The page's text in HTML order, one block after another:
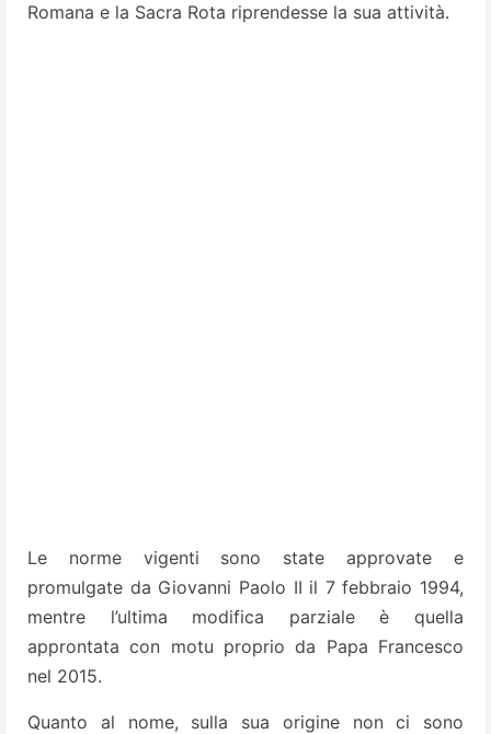
Romana e la Sacra Rota riprendesse la sua attività.
Le norme vigenti sono state approvate e
promulgate da Giovanni Paolo II il 7 febbraio 1994,
mentre l’ultima modifica parziale è quella
approntata con motu proprio da Papa Francesco
nel 2015.
Quanto al nome, sulla sua origine non ci sono